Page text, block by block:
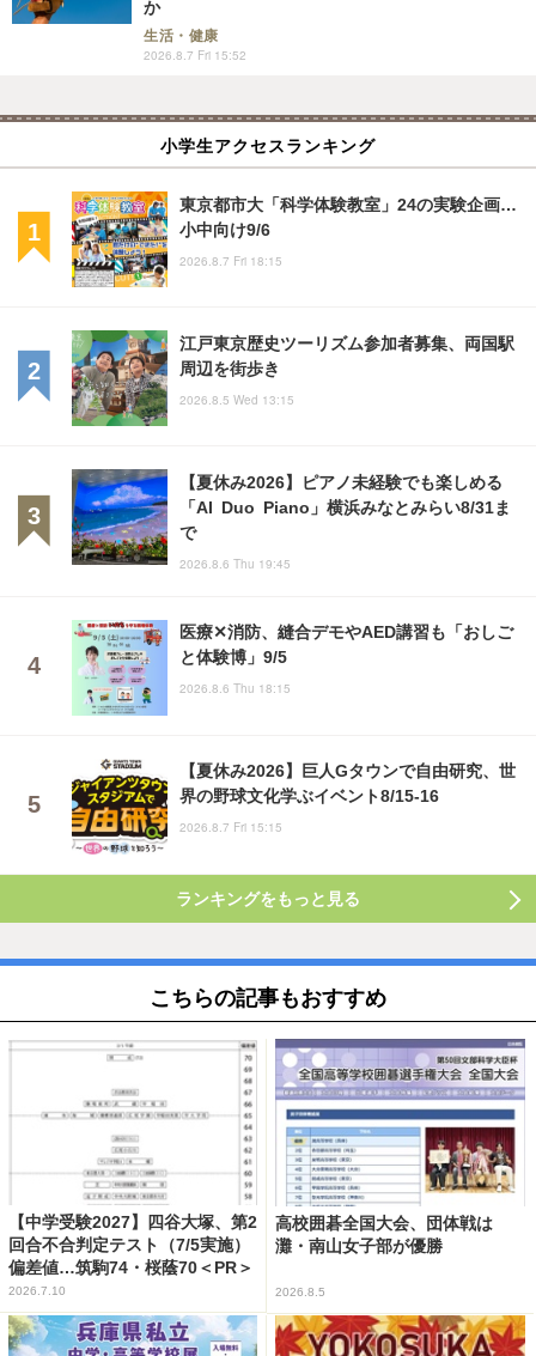
か
生活・健康
2026.8.7 Fri 15:52
小学生アクセスランキング
東京都市大「科学体験教室」24の実験企画…
小中向け9/6
2026.8.7 Fri 18:15
江戸東京歴史ツーリズム参加者募集、両国駅
周辺を街歩き
2026.8.5 Wed 13:15
【夏休み2026】ピアノ未経験でも楽しめる
「AI Duo Piano」横浜みなとみらい8/31ま
で
2026.8.6 Thu 19:45
医療✕消防、縫合デモやAED講習も「おしご
と体験博」9/5
2026.8.6 Thu 18:15
【夏休み2026】巨人Gタウンで自由研究、世
界の野球文化学ぶイベント8/15-16
2026.8.7 Fri 15:15
ランキングをもっと見る
こちらの記事もおすすめ
【中学受験2027】四谷大塚、第2
回合不合判定テスト（7/5実施）
偏差値…筑駒74・桜蔭70＜PR＞
2026.7.10
高校囲碁全国大会、団体戦は
灘・南山女子部が優勝
2026.8.5